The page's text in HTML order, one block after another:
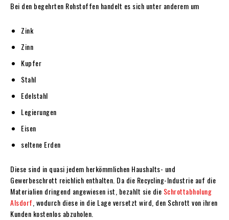
Bei den begehrten Rohstoffen handelt es sich unter anderem um
Zink
Zinn
Kupfer
Stahl
Edelstahl
Legierungen
Eisen
seltene Erden
Diese sind in quasi jedem herkömmlichen Haushalts- und
Gewerbeschrott reichlich enthalten. Da die Recycling-Industrie auf die
Materialien dringend angewiesen ist, bezahlt sie die Schrottabholung
Alsdorf , wodurch diese in die Lage versetzt wird, den Schrott von ihren
Kunden kostenlos abzuholen.